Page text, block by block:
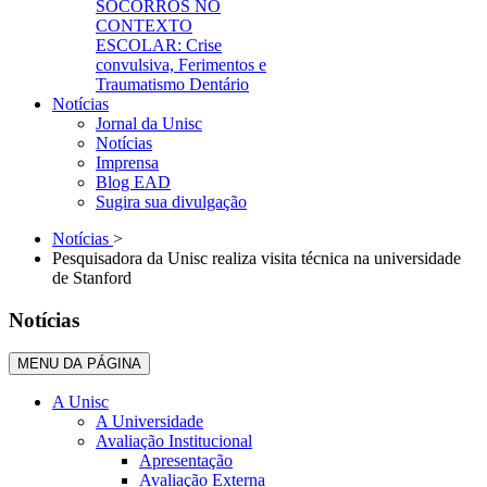
SOCORROS NO
CONTEXTO
ESCOLAR: Crise
convulsiva, Ferimentos e
Traumatismo Dentário
Notícias
Jornal da Unisc
Notícias
Imprensa
Blog EAD
Sugira sua divulgação
Notícias >
Pesquisadora da Unisc realiza visita técnica na universidade
de Stanford
Notícias
MENU DA PÁGINA
A Unisc
A Universidade
Avaliação Institucional
Apresentação
Avaliação Externa